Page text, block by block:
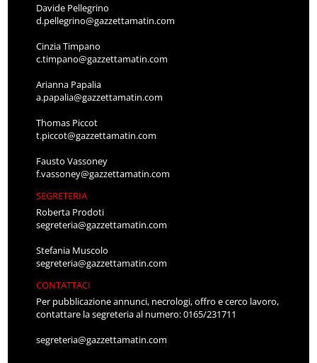
Davide Pellegrino
d.pellegrino@gazzettamatin.com
Cinzia Timpano
c.timpano@gazzettamatin.com
Arianna Papalia
a.papalia@gazzettamatin.com
Thomas Piccot
t.piccot@gazzettamatin.com
Fausto Vassoney
f.vassoney@gazzettamatin.com
SEGRETERIA
Roberta Prodoti
segreteria@gazzettamatin.com
Stefania Muscolo
segreteria@gazzettamatin.com
CONTATTACI
Per pubblicazione annunci, necrologi, offro e cerco lavoro,
contattare la segreteria al numero: 0165/231711
segreteria@gazzettamatin.com